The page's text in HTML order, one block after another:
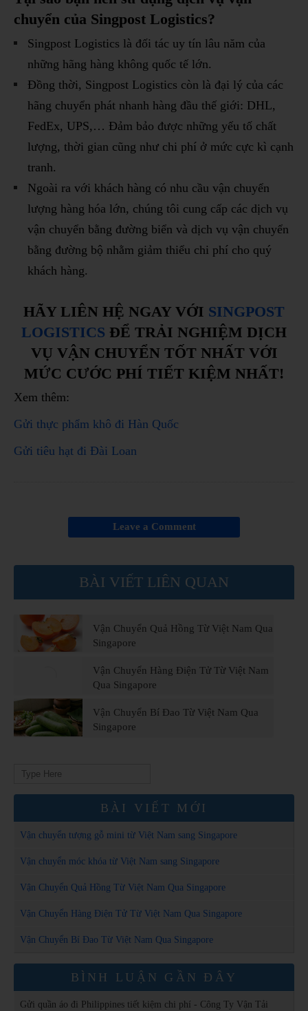
chuyển của Singpost Logistics?
Singpost Logistics là đối tác uy tín lâu năm của
những hãng hàng không quốc tế lớn.
Đồng thời, Singpost Logistics còn là đại lý của các
hãng chuyển phát nhanh hàng đầu thế giới: DHL,
FedEx, UPS,… Đảm bảo được những yếu tố chất
lượng, thời gian cũng như chi phí ở mức cực kì cạnh
tranh.
Ngoài ra với khách hàng có nhu cầu vận chuyển
lượng hàng hóa lớn, chúng tôi cung cấp các dịch vụ
vận chuyển bằng đường biển và dịch vụ vận chuyển
bằng đường bộ nhằm giảm thiểu chi phí cho quý
khách hàng.
HÃY LIÊN HỆ NGAY VỚI SINGPOST
LOGISTICS ĐỂ TRẢI NGHIỆM DỊCH
VỤ VẬN CHUYỂN TỐT NHẤT VỚI
MỨC CƯỚC PHÍ TIẾT KIỆM NHẤT!
Xem thêm:
Gửi thực phẩm khô đi Hàn Quốc
Gửi tiêu hạt đi Đài Loan
Leave a Comment
BÀI VIẾT LIÊN QUAN
Vận Chuyển Quả Hồng Từ Việt Nam Qua
Singapore
Vận Chuyển Hàng Điện Tử Từ Việt Nam
Qua Singapore
Vận Chuyển Bí Đao Từ Việt Nam Qua
Singapore
Search
BÀI VIẾT MỚI
Vận chuyển tượng gỗ mini từ Việt Nam sang Singapore
Vận chuyển móc khóa từ Việt Nam sang Singapore
Vận Chuyển Quả Hồng Từ Việt Nam Qua Singapore
Vận Chuyển Hàng Điện Tử Từ Việt Nam Qua Singapore
Vận Chuyển Bí Đao Từ Việt Nam Qua Singapore
BÌNH LUẬN GẦN ĐÂY
Gửi quần áo đi Philippines tiết kiệm chi phí - Công Ty Vận Tải